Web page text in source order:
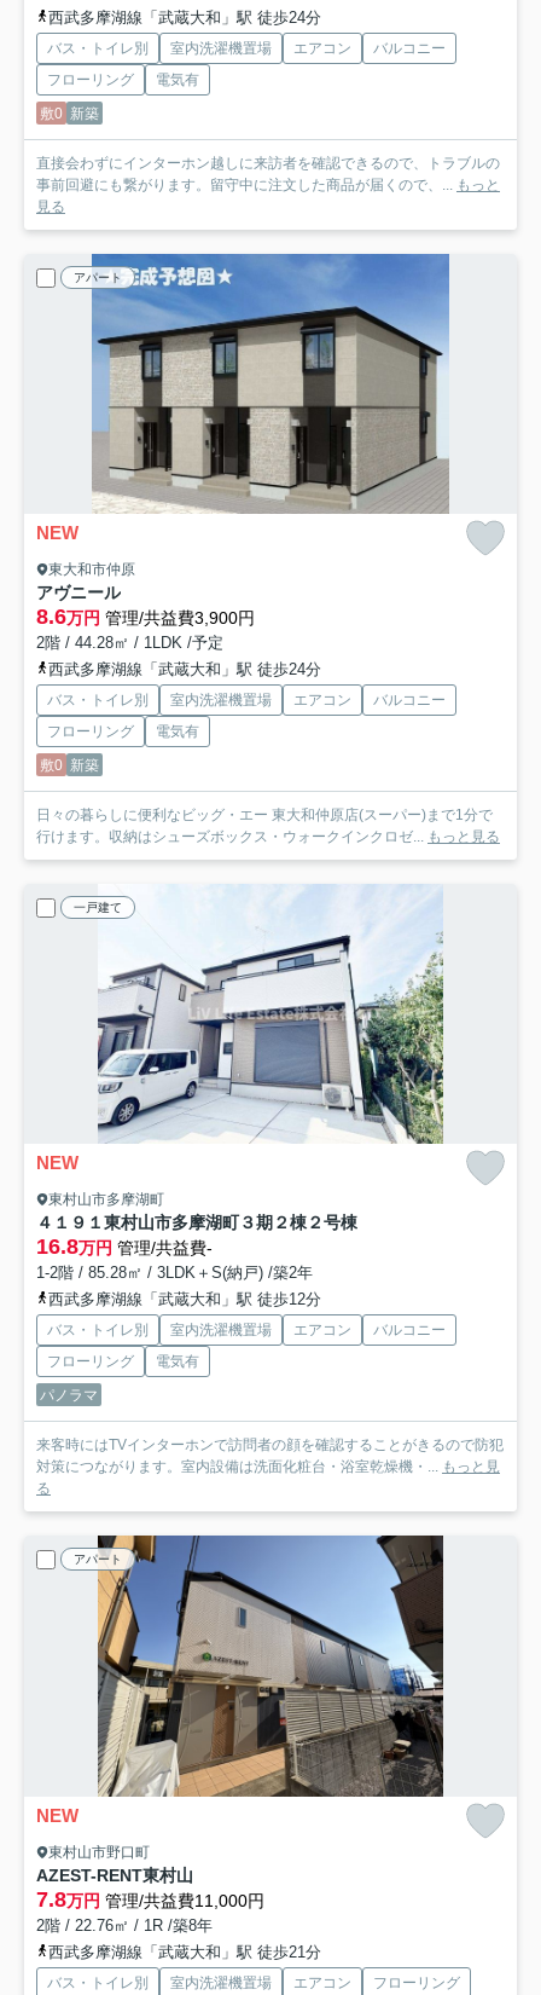
西武多摩湖線「武蔵大和」駅 徒歩24分
バス・トイレ別 室内洗濯機置場 エアコン
バルコニー
フローリング
電気有
敷0 新築
直接会わずにインターホン越しに来訪者を確認できるので、トラブルの
事前回避にも繋がります。留守中に注文した商品が届くので、... もっと
見る
アパート
NEW
東大和市仲原
アヴニール
8.6万円 管理/共益費3,900円
2階 / 44.28㎡ / 1LDK /予定
西武多摩湖線「武蔵大和」駅 徒歩24分
バス・トイレ別 室内洗濯機置場 エアコン
バルコニー
フローリング
電気有
敷0 新築
日々の暮らしに便利なビッグ・エー 東大和仲原店(スーパー)まで1分で
行けます。収納はシューズボックス・ウォークインクロゼ... もっと見る
一戸建て
NEW
東村山市多摩湖町
４１９１東村山市多摩湖町３期２棟２号棟
16.8万円 管理/共益費-
1-2階 / 85.28㎡ / 3LDK＋S(納戸) /築2年
西武多摩湖線「武蔵大和」駅 徒歩12分
バス・トイレ別 室内洗濯機置場 エアコン
バルコニー
フローリング
電気有
パノラマ
来客時にはTVインターホンで訪問者の顔を確認することがきるので防犯
対策につながります。室内設備は洗面化粧台・浴室乾燥機・... もっと見
る
アパート
NEW
東村山市野口町
AZEST-RENT東村山
7.8万円 管理/共益費11,000円
2階 / 22.76㎡ / 1R /築8年
西武多摩湖線「武蔵大和」駅 徒歩21分
バス・トイレ別 室内洗濯機置場 エアコン
フローリング